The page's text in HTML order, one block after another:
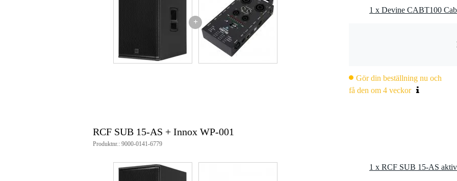
RCF SUB 15-AS
aktiv subwoofer
effekt: 1100 W RMS, 2200 W topp
SPL: 133 dB
frekvensomfång: 35 - 400 Hz
bra komplement till en högtalare med 8-, 10- eller 12-tums woofer
mått: 59 x 59 x 42 cm
+
1 x Devine CABT100
Gör din beställning nu och
få den om 4 veckor
RCF SUB 15-AS + Innox WP-001
Produktnr.: 9000-0141-6779
1 x RCF SUB 15-AS